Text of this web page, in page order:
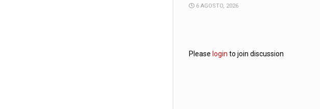
6 AGOSTO, 2026
Please login to join discussion